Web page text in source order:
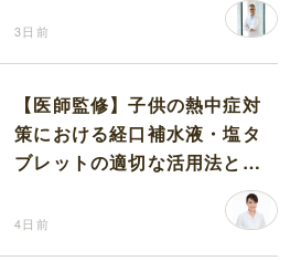
3日前
【医師監修】子供の熱中症対
策における経口補水液・塩タ
ブレットの適切な活用法と水
4日前